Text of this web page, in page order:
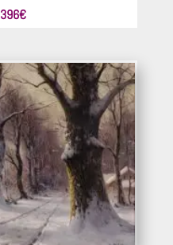
396€Rango
desde
308€
hasta
396€